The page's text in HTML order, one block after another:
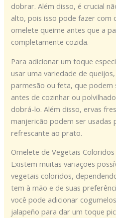
dobrar. Além disso, é crucial
alto, pois isso pode fazer
omelete queime antes que a
completamente cozida.
Para adicionar um toque
usar uma variedade de
parmesão ou feta, que
antes de cozinhar ou
dobrá-lo. Além disso, ervas
manjericão podem ser usadas
refrescante ao prato.
Omelete de Vegetais
Existem muitas variações
vegetais coloridos,
tem à mão e de suas
você pode adicionar
jalapeño para dar um toque